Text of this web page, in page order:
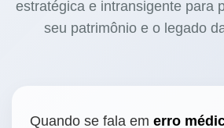
estratégica e intransigente para
seu patrimônio e o legado
Quando se fala em erro